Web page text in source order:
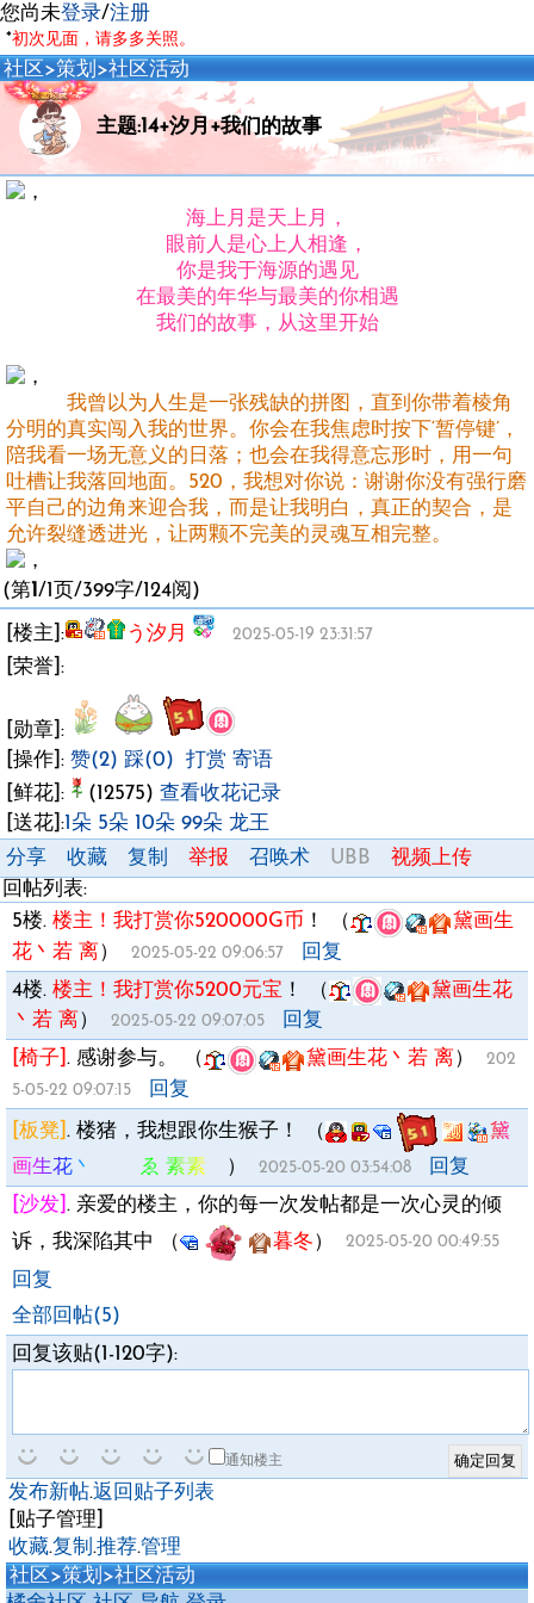
您尚未登录/注册
*初次见面，请多多关照。
社区 >策划 >社区活动
主题:14+汐月+我们的故事
海上月是天上月，
眼前人是心上人相逢，
你是我于海源的遇见
在最美的年华与最美的你相遇
我们的故事，从这里开始
我曾以为人生是一张残缺的拼图，直到你带着棱角
分明的真实闯入我的世界。你会在我焦虑时按下‘暂停键’，
陪我看一场无意义的日落；也会在我得意忘形时，用一句
吐槽让我落回地面。520，我想对你说：谢谢你没有强行磨
平自己的边角来迎合我，而是让我明白，真正的契合，是
允许裂缝透进光，让两颗不完美的灵魂互相完整。
(第1/1页/399字/124阅)
[楼主]: う汐月 2025-05-19 23:31:57
[荣誉]:
[勋章]:
[操作]: 赞(2) 踩(0) 打赏 寄语
[鲜花]:
(12575) 查看收花记录
[送花]:1朵 5朵 10朵 99朵 龙王
分享
收藏 复制 举报 召唤术 UBB
视频上传
回帖列表:
5楼. 楼主！我打赏你520000G币 ！ （
黛画生
花丶若 离 ） 2025-05-22 09:06:57
回复
4楼. 楼主！我打赏你5200元宝 ！ （
黛画生花
丶若 离 ） 2025-05-22 09:07:05
回复
[椅子] . 感谢参与。 （ 黛画生花丶若 离 ）
202
5-05-22 09:07:15
回复
[板凳] . 楼猪，我想跟你生猴子！ （
黛
画生花丶 ゑ 素素ゞ
） 2025-05-20 03:54:08
回复
[沙发] . 亲爱的楼主，你的每一次发帖都是一次心灵的倾
诉，我深陷其中
（ 暮冬） 2025-05-20 00:49:55
回复
全部回帖(5)
回复该贴(1-120字):
通知楼主
发布新帖.返回贴子列表
[贴子管理]
收藏.复制 .推荐.管理
社区 >策划 >社区活动